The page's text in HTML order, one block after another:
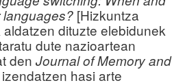
languages?[Hizkuntza
dituzte elebidunek
dute nazioartean
den Journal of Memory and
hasi arte